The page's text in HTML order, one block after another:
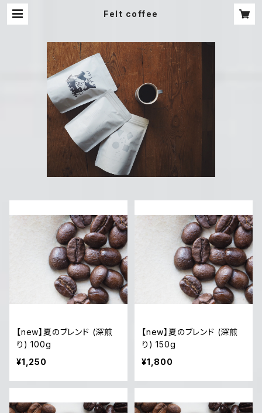
Felt coffee
【new】夏のブレンド (深煎
り) 100g
¥1,250
【new】夏のブレンド (深煎
り) 150g
¥1,800